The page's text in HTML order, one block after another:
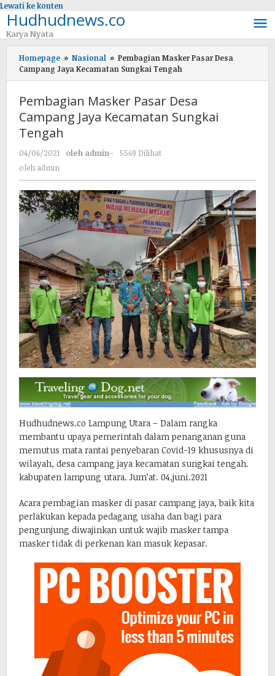
Lewati ke konten
Hudhudnews.co
Karya Nyata
Homepage » Nasional » Pembagian Masker Pasar Desa
Campang Jaya Kecamatan Sungkai Tengah
Pembagian Masker Pasar Desa
Campang Jaya Kecamatan Sungkai
Tengah
04/06/2021 oleh admin-
5569 Dilihat
oleh admin
Hudhudnews.co Lampung Utara – Dalam rangka
membantu upaya pemerintah dalam penanganan guna
memutus mata rantai penyebaran Covid-19 khususnya di
wilayah, desa campang jaya kecamatan sungkai tengah.
kabupaten lampung utara. Jum’at. 04,juni.2021
Acara pembagian masker di pasar campang jaya, baik kita
perlakukan kepada pedagang usaha dan bagi para
pengunjung diwajinkan untuk wajib masker tampa
masker tidak di perkenan kan masuk kepasar.